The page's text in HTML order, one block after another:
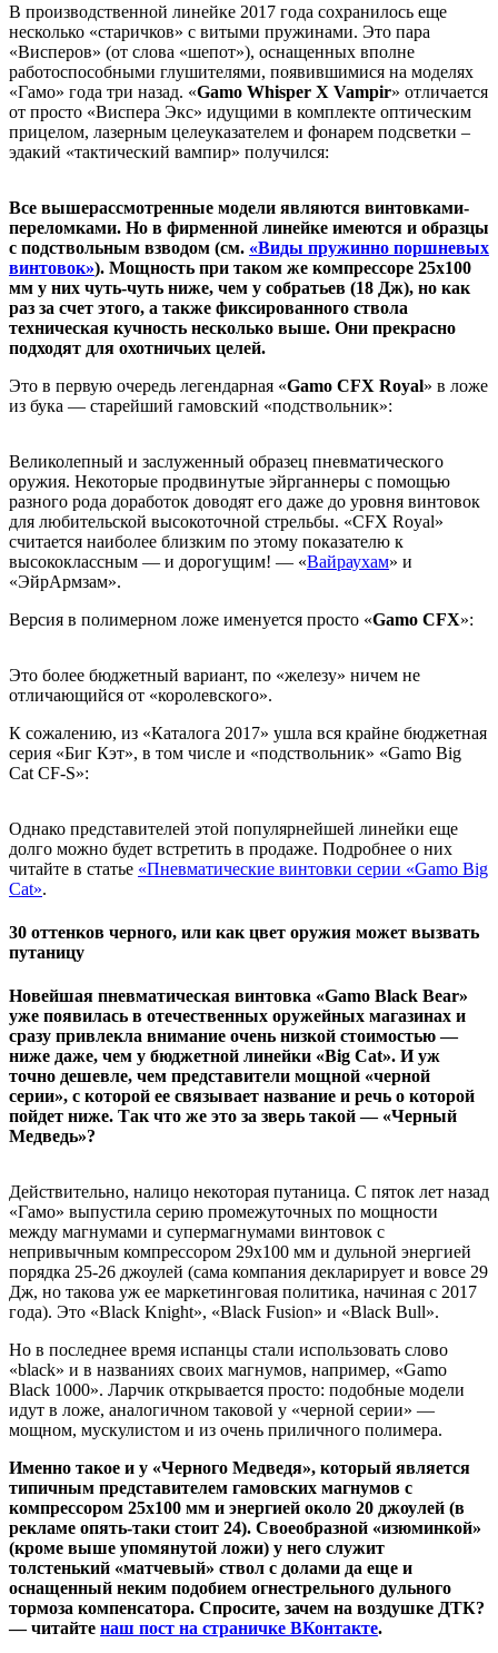
В производственной линейке 2017 года сохранилось еще
несколько «старичков» с витыми пружинами. Это пара
«Висперов» (от слова «шепот»), оснащенных вполне
работоспособными глушителями, появившимися на моделях
«Гамо» года три назад. «Gamo Whisper X Vampir» отличается
от просто «Виспера Экс» идущими в комплекте оптическим
прицелом, лазерным целеуказателем и фонарем подсветки –
эдакий «тактический вампир» получился:
Все вышерассмотренные модели являются винтовками-
переломками. Но в фирменной линейке имеются и образцы
с подствольным взводом (см. «Виды пружинно поршневых
винтовок»). Мощность при таком же компрессоре 25х100
мм у них чуть-чуть ниже, чем у собратьев (18 Дж), но как
раз за счет этого, а также фиксированного ствола
техническая кучность несколько выше. Они прекрасно
подходят для охотничьих целей.
Это в первую очередь легендарная «Gamo CFX Royal» в ложе
из бука — старейший гамовский «подствольник»:
Великолепный и заслуженный образец пневматического
оружия. Некоторые продвинутые эйрганнеры с помощью
разного рода доработок доводят его даже до уровня винтовок
для любительской высокоточной стрельбы. «CFX Royal»
считается наиболее близким по этому показателю к
высококлассным — и дорогущим! — «Вайраухам» и
«ЭйрАрмзам».
Версия в полимерном ложе именуется просто «Gamo CFX»:
Это более бюджетный вариант, по «железу» ничем не
отличающийся от «королевского».
К сожалению, из «Каталога 2017» ушла вся крайне бюджетная
серия «Биг Кэт», в том числе и «подствольник» «Gamo Big
Cat CF-S»:
Однако представителей этой популярнейшей линейки еще
долго можно будет встретить в продаже. Подробнее о них
читайте в статье «Пневматические винтовки серии «Gamo Big
Cat».
30 оттенков черного, или как цвет оружия может вызвать
путаницу
Новейшая пневматическая винтовка «Gamo Black Bear»
уже появилась в отечественных оружейных магазинах и
сразу привлекла внимание очень низкой стоимостью —
ниже даже, чем у бюджетной линейки «Big Cat». И уж
точно дешевле, чем представители мощной «черной
серии», с которой ее связывает название и речь о которой
пойдет ниже. Так что же это за зверь такой — «Черный
Медведь»?
Действительно, налицо некоторая путаница. С пяток лет назад
«Гамо» выпустила серию промежуточных по мощности
между магнумами и супермагнумами винтовок с
непривычным компрессором 29х100 мм и дульной энергией
порядка 25-26 джоулей (сама компания декларирует и вовсе 29
Дж, но такова уж ее маркетинговая политика, начиная с 2017
года). Это «Black Knight», «Black Fusion» и «Black Bull».
Но в последнее время испанцы стали использовать слово
«black» и в названиях своих магнумов, например, «Gamo
Black 1000». Ларчик открывается просто: подобные модели
идут в ложе, аналогичном таковой у «черной серии» —
мощном, мускулистом и из очень приличного полимера.
Именно такое и у «Черного Медведя», который является
типичным представителем гамовских магнумов с
компрессором 25х100 мм и энергией около 20 джоулей (в
рекламе опять-таки стоит 24). Своеобразной «изюминкой»
(кроме выше упомянутой ложи) у него служит
толстенький «матчевый» ствол с долами да еще и
оснащенный неким подобием огнестрельного дульного
тормоза компенсатора. Спросите, зачем на воздушке ДТК?
— читайте наш пост на страничке ВКонтакте.